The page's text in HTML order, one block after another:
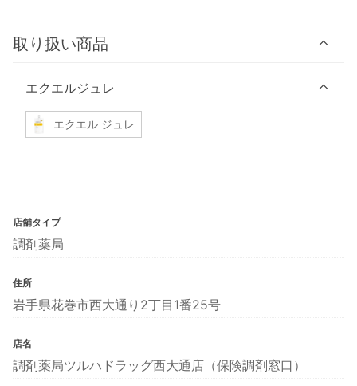
取り扱い商品
エクエルジュレ
エクエル ジュレ
店舗タイプ
調剤薬局
住所
岩手県花巻市西大通り2丁目1番25号
店名
調剤薬局ツルハドラッグ西大通店（保険調剤窓口）